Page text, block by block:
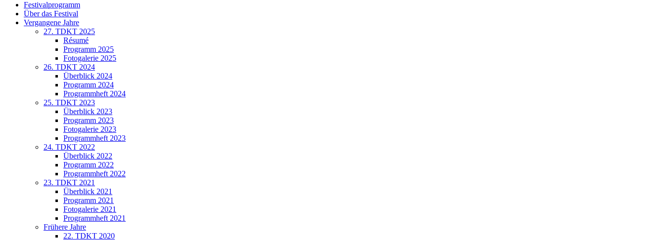
Festivalprogramm
Über das Festival
Vergangene Jahre
27. TDKT 2025
Résumé
Programm 2025
Fotogalerie 2025
26. TDKT 2024
Überblick 2024
Programm 2024
Programmheft 2024
25. TDKT 2023
Überblick 2023
Programm 2023
Fotogalerie 2023
Programmheft 2023
24. TDKT 2022
Überblick 2022
Programm 2022
Programmheft 2022
23. TDKT 2021
Überblick 2021
Programm 2021
Fotogalerie 2021
Programmheft 2021
Frühere Jahre
22. TDKT 2020